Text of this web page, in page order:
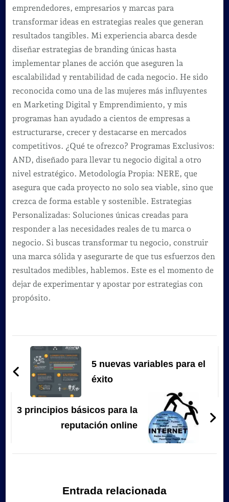
emprendedores, empresarios y marcas para
transformar ideas en estrategias reales que generan
resultados tangibles. Mi experiencia abarca desde
diseñar estrategias de branding únicas hasta
implementar planes de acción que aseguren la
escalabilidad y rentabilidad de cada negocio. He sido
reconocida como una de las mujeres más influyentes
en Marketing Digital y Emprendimiento, y mis
programas han ayudado a cientos de empresas a
estructurarse, crecer y destacarse en mercados
competitivos. ¿Qué te ofrezco? Programas Exclusivos:
AND, diseñado para llevar tu negocio digital a otro
nivel estratégico. Metodología Propia: NERE, que
asegura que cada proyecto no solo sea viable, sino que
crezca de forma estable y sostenible. Estrategias
Personalizadas: Soluciones únicas creadas para
responder a las necesidades reales de tu marca o
negocio. Si buscas transformar tu negocio, construir
una marca sólida y asegurarte de que tus esfuerzos den
resultados medibles, hablemos. Este es el momento de
dejar de experimentar y apostar por estrategias con
propósito.
Navegación
de
entradas
5 nuevas variables para el
éxito
3 principios básicos para la
reputación online
Entrada relacionada